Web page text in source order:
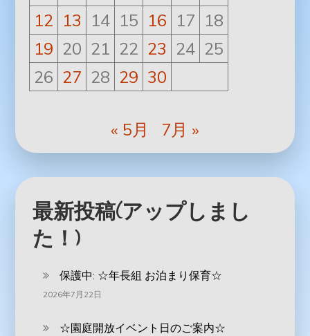
12 13 14 15 16 17 18
19 20 21 22 23 24 25
26 27 28 29 30
« 5月 7月 »
最新投稿(アップしまし
た！)
保護中: ‪☆年長組 お泊まり保育☆
2026年7月22日
☆園庭開放イベント日のご案内☆